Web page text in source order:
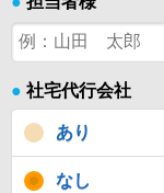
● 社宅代行会社
あり
なし